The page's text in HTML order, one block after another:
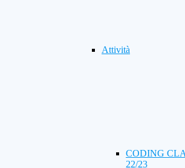
Attività
CODING
22/23